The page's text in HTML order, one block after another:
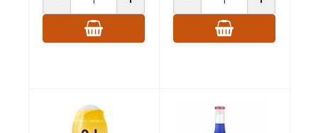
ANZAHL VERRINGERNANZAHL ERHÖHENANZAHL VERRINGERNANZAHL